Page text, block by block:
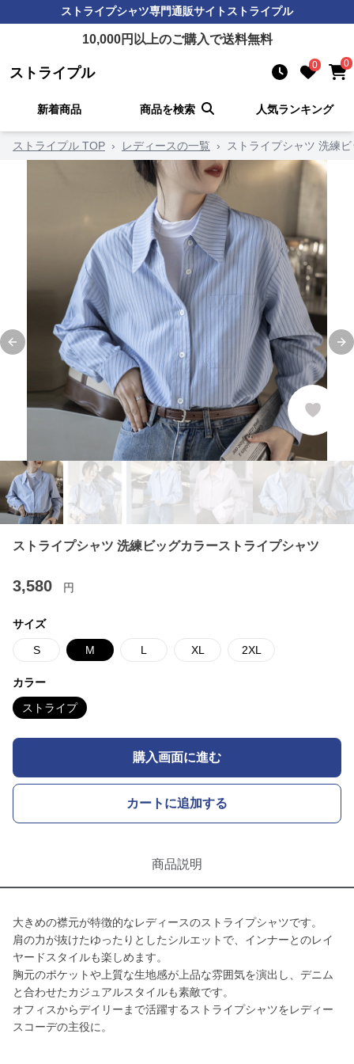
ストライプシャツ専門通販サイト ストライプル
10,000円以上のご購入で送料無料
ストライプル 0 0
新着商品 商品を検索 人気ランキング
ストライプル TOP › レディースの一覧 › ストライプシャツ 洗練
Previous slide
ストライプシャツ 洗練ビッグカラーストライプシャツ
3,580 円
サイズ
S M L XL 2XL
カラー
ストライプ
購入画面に進む
カートに追加する
商品説明
大きめの襟元が特徴的なレディースのストライプシャツです。
肩の力が抜けたゆったりとしたシルエットで、インナーとのレイ
ヤードスタイルも楽しめます。
胸元のポケットや上質な生地感が上品な雰囲気を演出し、デニム
と合わせたカジュアルスタイルも素敵です。
オフィスからデイリーまで活躍するストライプシャツをレディー
スコーデの主役に。